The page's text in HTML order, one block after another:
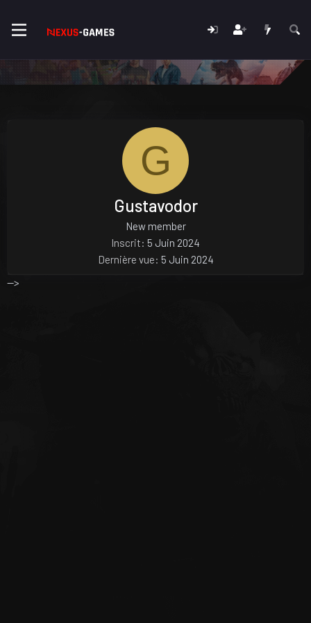
G
Gustavodor
New member
Inscrit 5 Juin 2024
Dernière vue 5 Juin 2024
-->